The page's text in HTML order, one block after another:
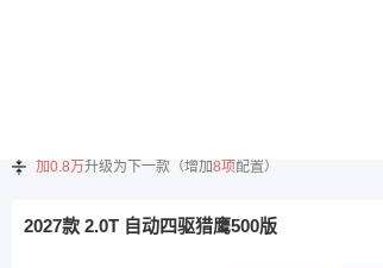
加0.8万升级为下一款（增加8项配置）
2027款 2.0T 自动四驱猎鹰500版